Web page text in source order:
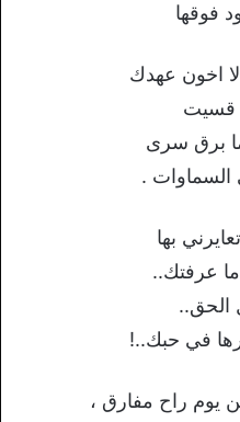
فوقها
اخون عهدك
قسيت
برق سرى
السماوات .
بها
عرفتك..
الحق..
في حبك..!
يوم راح مفارق ،